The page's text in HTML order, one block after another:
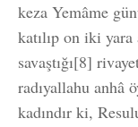
keza Yemâme
katılıp on iki
savaştığı[8]
radıyallahu anhâ
kadındır ki,